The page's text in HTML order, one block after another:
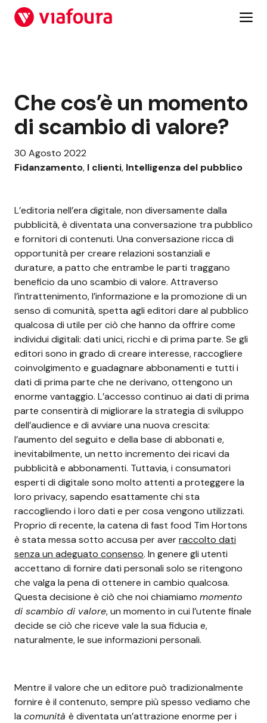
Che cos’è un momento
di scambio di valore?
30 Agosto 2022
Fidanzamento, I clienti, Intelligenza del pubblico
L’editoria nell’era digitale, non diversamente dalla
pubblicità, è diventata una conversazione tra pubblico
e fornitori di contenuti. Una conversazione ricca di
opportunità per creare relazioni sostanziali e
durature, a patto che entrambe le parti traggano
beneficio da uno scambio di valore. Attraverso
l’intrattenimento, l’informazione e la promozione di un
senso di comunità, spetta agli editori dare al pubblico
qualcosa di utile per ciò che hanno da offrire come
individui digitali: dati unici, ricchi e di prima parte. Se gli
editori sono in grado di creare interesse, raccogliere
coinvolgimento e guadagnare abbonamenti e tutti i
dati di prima parte che ne derivano, ottengono un
enorme vantaggio. L’accesso continuo ai dati di prima
parte consentirà di migliorare la strategia di sviluppo
dell’audience e di avviare una nuova crescita:
l’aumento del seguito e della base di abbonati e,
inevitabilmente, un netto incremento dei ricavi da
pubblicità e abbonamenti. Tuttavia, i consumatori
esperti di digitale sono molto attenti a proteggere la
loro privacy, sapendo esattamente chi sta
raccogliendo i loro dati e per cosa vengono utilizzati.
Proprio di recente, la catena di fast food Tim Hortons
è stata messa sotto accusa per averraccolto dati
senza un adeguato consenso. In genere gli utenti
accettano di fornire dati personali solo se ritengono
che valga la pena di ottenere in cambio qualcosa.
Questa decisione è ciò che noi chiamiamo momento
di scambio di valore, un momento in cui l’utente finale
decide se ciò che riceve vale la sua fiducia e,
naturalmente, le sue informazioni personali.
Mentre il valore che un editore può tradizionalmente
fornire è il contenuto, sempre più spesso vediamo che
la comunità è diventata un’attrazione enorme per i